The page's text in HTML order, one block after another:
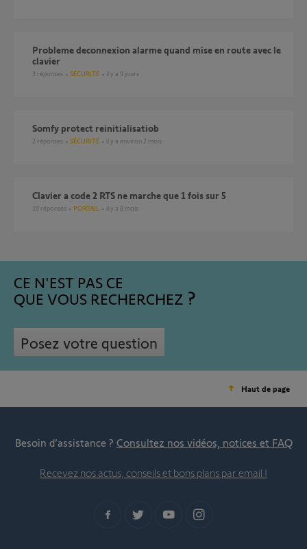
probleme deconnexion alarme quand mise en route avec le
clavier
3 réponses SÉCURITÉ il y a 9 jours
Somfy protect reinitialisatiob
2 réponses SÉCURITÉ il y a environ 2 mois
Clavier a code 2 RTS ne marche que 1 fois sur 5
10 réponses PORTAIL il y a 8 mois
CE N'EST PAS CE
QUE VOUS RECHERCHEZ
Posez votre question
Haut de page
Besoin d’assistance ? Consultez nos vidéos, notices et FAQ
Recevez nos actus, conseils et bons plans par email !